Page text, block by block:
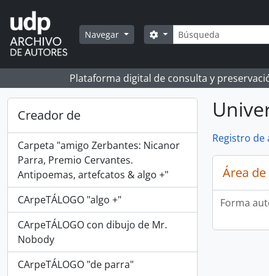
Skip to main content
Navegar Búsqueda
Search options
Plataforma digital de consulta y
Creador de
Carpeta "amigo Zerbantes: Nicanor
Parra, Premio Cervantes.
Antipoemas, artefcatos & algo +"
CArpeTÁLOGO "algo +"
CArpeTÁLOGO con dibujo de Mr.
Nobody
CArpeTÁLOGO "de parra"
Registro
Área
Forma